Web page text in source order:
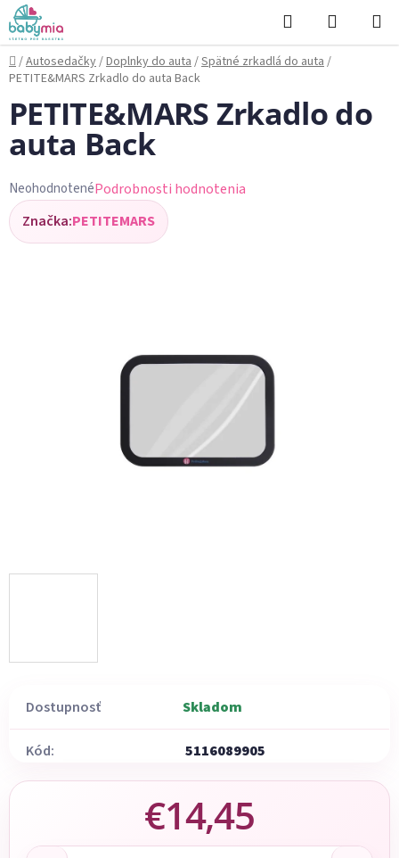
Prejsť
na
obsah
Hľadať
KOŠÍK
Domov
/Autosedačky/Doplnky do auta/Spätné zrkadlá do auta/
PETITE&MARS Zrkadlo do auta Back
Dostupnosť Skladom
Kód: 5116089905
€14,45
Jednotková cena:
PETITE&MARS Zrkadlo do
auta Back
Priemerné
hodnotenie
produktu
NeohodnotenéPodrobnosti hodnotenia
Značka:PETITEMARS